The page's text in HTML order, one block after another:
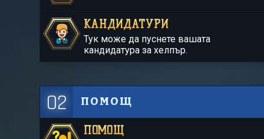
КАНДИДАТУРИ
Тук може да пуснете вашата
кандидатура за хелпър.
02 ПОМОЩ
ПОМОЩ